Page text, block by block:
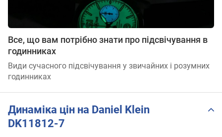
Все, що вам потрібно знати про підсвічування в
годинниках
Види сучасного підсвічування у звичайних і розумних
годинниках
Динаміка цін на Daniel Klein
DK11812-7